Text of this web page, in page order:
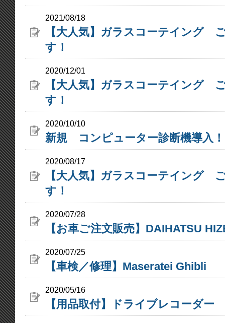
2021/08/18
【大人気】ガラスコーテイング
す！
2020/12/01
【大人気】ガラスコーテイング
す！
2020/10/10
新規 コンピューター診断機導入
2020/08/17
【大人気】ガラスコーテイング
す！
2020/07/28
【お車ご注文販売】DAIHATSU
2020/07/25
【車検／修理】Maseratei Ghibli
2020/05/16
【用品取付】ドライブレコーダー